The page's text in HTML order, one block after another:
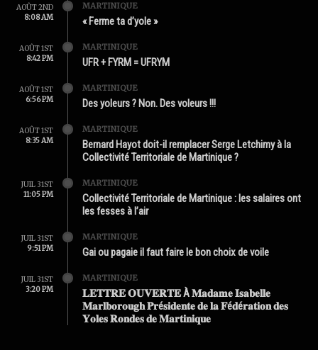
AOÛT 2ND
8:08 AM
MARTINIQUE
« Ferme ta d’yole »
AOÛT 1ST
8:42 PM
MARTINIQUE
UFR + FYRM = UFRYM
AOÛT 1ST
6:56 PM
MARTINIQUE
Des yoleurs ? Non. Des voleurs !!!
AOÛT 1ST
8:35 AM
MARTINIQUE
Bernard Hayot doit-il remplacer Serge Letchimy à la
Collectivité Territoriale de Martinique ?
JUIL 31ST
11:05 PM
MARTINIQUE
Collectivité Territoriale de Martinique : les salaires ont
les fesses à l’air
JUIL 31ST
9:51 PM
MARTINIQUE
Gai ou pagaie il faut faire le bon choix de voile
JUIL 31ST
3:20 PM
MARTINIQUE
𝐋𝐄𝐓𝐓𝐑𝐄 𝐎𝐔𝐕𝐄𝐑𝐓𝐄 À 𝐌𝐚𝐝𝐚𝐦𝐞 𝐈𝐬𝐚𝐛𝐞𝐥𝐥𝐞
𝐌𝐚𝐫𝐥𝐛𝐨𝐫𝐨𝐮𝐠𝐡 𝐏𝐫é𝐬𝐢𝐝𝐞𝐧𝐭𝐞 𝐝𝐞 𝐥𝐚 𝐅é𝐝é𝐫𝐚𝐭𝐢𝐨𝐧 𝐝𝐞𝐬
𝐘𝐨𝐥𝐞𝐬 𝐑𝐨𝐧𝐝𝐞𝐬 𝐝𝐞 𝐌𝐚𝐫𝐭𝐢𝐧𝐢𝐪𝐮𝐞